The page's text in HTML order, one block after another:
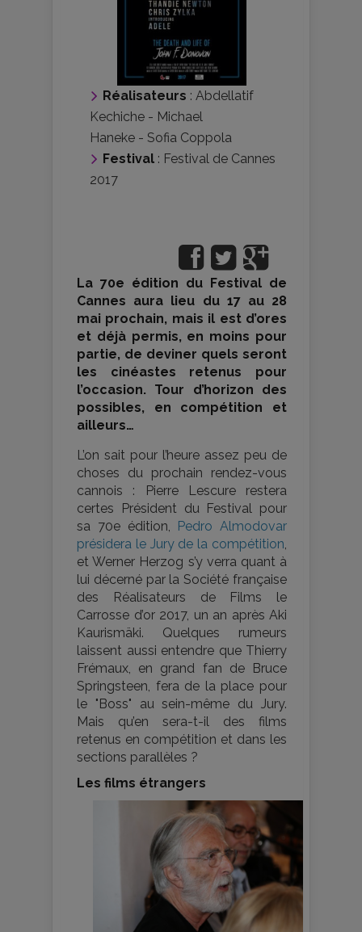
Réalisateurs : Abdellatif
Kechiche - Michael
Haneke - Sofia Coppola
Festival : Festival de Cannes
2017
La 70e édition du Festival de
Cannes aura lieu du 17 au 28
mai prochain, mais il est d’ores
et déjà permis, en moins pour
partie, de deviner quels seront
les cinéastes retenus pour
l’occasion. Tour d’horizon des
possibles, en compétition et
ailleurs…
L’on sait pour l’heure assez peu de
choses du prochain rendez-vous
cannois : Pierre Lescure restera
certes Président du Festival pour
sa 70e édition, Pedro Almodovar
présidera le Jury de la compétition
et Werner Herzog s’y verra quant à
lui décerné par la Société française
des Réalisateurs de Films le
Carrosse d’or 2017, un an après Aki
Kaurismäki. Quelques rumeurs
laissent aussi entendre que Thierry
Frémaux, en grand fan de Bruce
Springsteen, fera de la place pour
le "Boss" au sein-même du Jury.
Mais qu’en sera-t-il des films
retenus en compétition et dans les
sections parallèles ?
Les films étrangers